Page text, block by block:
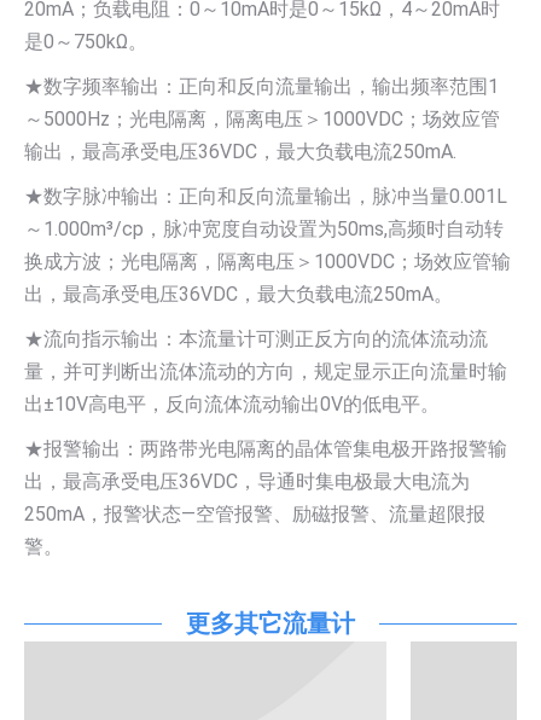
20mA；负载电阻：0～10mA时是0～15kΩ，4～20mA时
是0～750kΩ。
★数字频率输出：正向和反向流量输出，输出频率范围1
～5000Hz；光电隔离，隔离电压＞1000VDC；场效应管
输出，最高承受电压36VDC，最大负载电流250mA.
★数字脉冲输出：正向和反向流量输出，脉冲当量0.001L
～1.000m³/cp，脉冲宽度自动设置为50ms,高频时自动转
换成方波；光电隔离，隔离电压＞1000VDC；场效应管输
出，最高承受电压36VDC，最大负载电流250mA。
★流向指示输出：本流量计可测正反方向的流体流动流
量，并可判断出流体流动的方向，规定显示正向流量时输
出±10V高电平，反向流体流动输出0V的低电平。
★报警输出：两路带光电隔离的晶体管集电极开路报警输
出，最高承受电压36VDC，导通时集电极最大电流为
250mA，报警状态—空管报警、励磁报警、流量超限报
警。
更多其它流量计